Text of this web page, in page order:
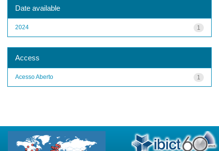
Date available
1
2024
Access
1
Acesso Aberto